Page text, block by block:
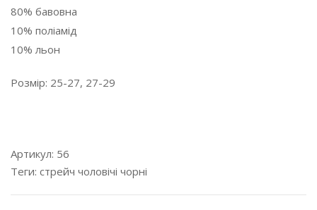
80% бавовна
10% поліамід
10% льон
Розмір: 25-27, 27-29
Артикул: 56
Теги: стрейч чоловічі чорні